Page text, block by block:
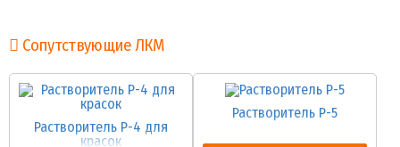
Сопутствующие ЛКМ
Растворитель Р-4 для
красок
Растворитель Р-5